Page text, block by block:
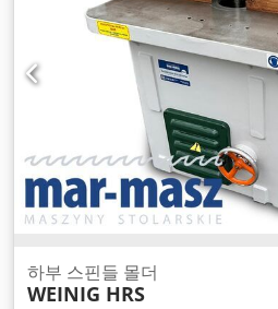
하부 스핀들 몰더
WEINIG HRS